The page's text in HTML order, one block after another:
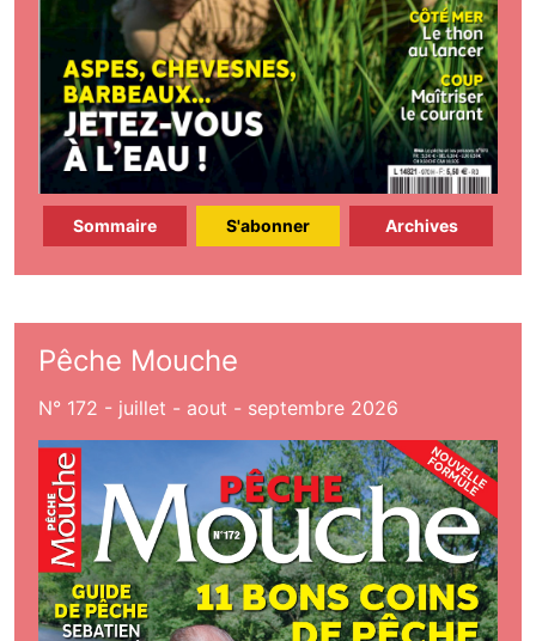
Sommaire S'abonner Archives
Pêche Mouche
N° 172 - juillet - aout - septembre 2026